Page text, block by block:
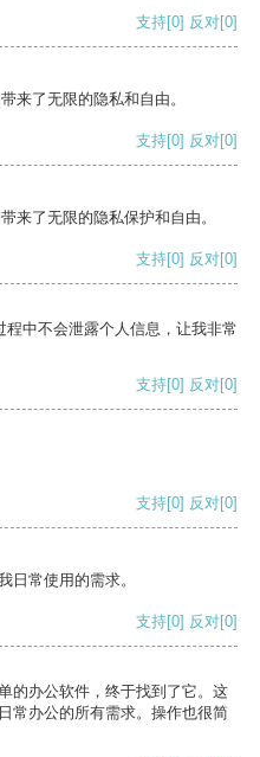
支持[0] 反对[0]
来了无限的隐私和自由。
支持[0] 反对[0]
来了无限的隐私保护和自由。
支持[0] 反对[0]
中不会泄露个人信息，让我非常
支持[0] 反对[0]
支持[0] 反对[0]
日常使用的需求。
支持[0] 反对[0]
的办公软件，终于找到了它。这
常办公的所有需求。操作也很简